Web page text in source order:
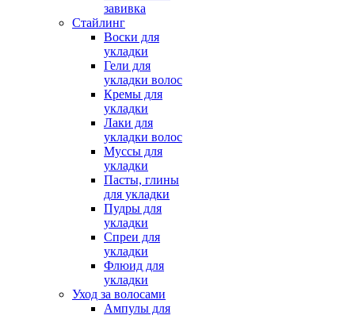
завивка
Стайлинг
Воски для
укладки
Гели для
укладки волос
Кремы для
укладки
Лаки для
укладки волос
Муссы для
укладки
Пасты, глины
для укладки
Пудры для
укладки
Спреи для
укладки
Флюид для
укладки
Уход за волосами
Ампулы для